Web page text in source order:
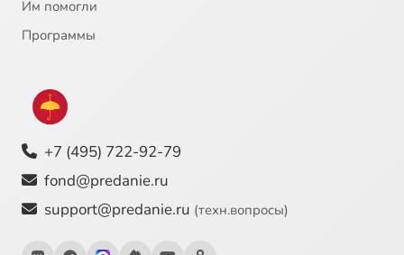
Им помогли
Программы
+7 (495) 722-92-79
fond@predanie.ru
support@predanie.ru (техн.вопросы)